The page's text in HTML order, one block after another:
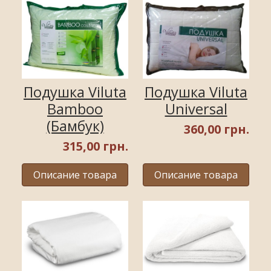
Подушка Viluta
Bamboo
(Бамбук)
315,00 грн.
Описание товара
Подушка Viluta
Universal
360,00 грн.
Описание товара